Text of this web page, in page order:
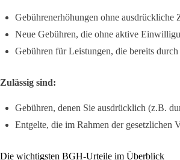
Gebührenerhöhungen ohne ausdrückliche
Neue Gebühren, die ohne aktive
Gebühren für Leistungen, die bereits
Zulässig sind:
Gebühren, denen Sie ausdrücklich (z.B.
Entgelte, die im Rahmen der gesetzlichen
Die wichtigsten BGH-Urteile im Überblick